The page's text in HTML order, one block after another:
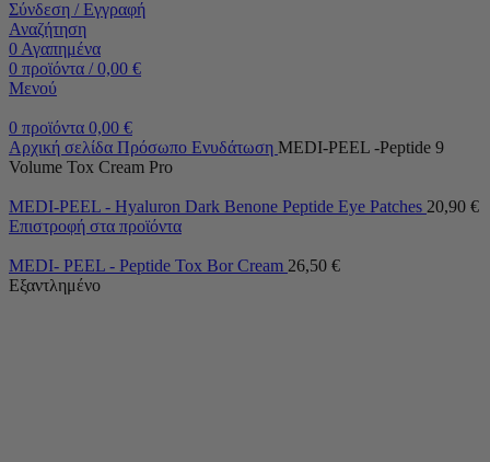
Σύνδεση / Εγγραφή
Αναζήτηση
0 Αγαπημένα
0 προϊόντα / 0,00 €
Μενού
0 προϊόντα 0,00 €
Αρχική σελίδα Πρόσωπο Ενυδάτωση MEDI-PEEL -Peptide 9
Volume Tox Cream Pro
MEDI-PEEL - Hyaluron Dark Benone Peptide Eye Patches 20,90 €
Επιστροφή στα προϊόντα
MEDI- PEEL - Peptide Tox Bor Cream 26,50 €
Εξαντλημένο